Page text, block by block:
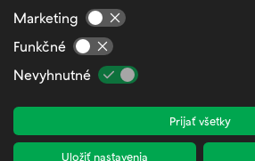
Všeobecné obchodné podmienky
FAQ – Najčastejšie otázky a odpovede
Zamestnanecká zóna
Marketing
Funkčné
Nevyhnutné
Uložiť nastavenia
Prijať všetky